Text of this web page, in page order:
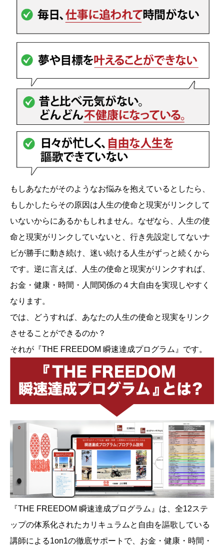
もしあなたがそのようなお悩みを抱えているとしたら、
もしかしたらその原因は人生の使命と現実がリンクして
いないからにあるかもしれません。なぜなら、人生の使
命と現実がリンクしていないと、行き先設定してないナ
ビが勝手に動き続け、迷い続ける人生がずっと続くから
です。逆に言えば、人生の使命と現実がリンクすれば、
お金・健康・時間・人間関係の４大自由を実現しやすく
なります。
では、どうすれば、あなたの人生の使命と現実をリンク
させることができるのか？
それが『THE FREEDOM 瞬速達成プログラム』です。
『THE FREEDOM 瞬速達成プログラム』は、全12ステ
ップの体系化されたカリキュラムと自由を謳歌している
講師による1on1の徹底サポートで、お金・健康・時間・